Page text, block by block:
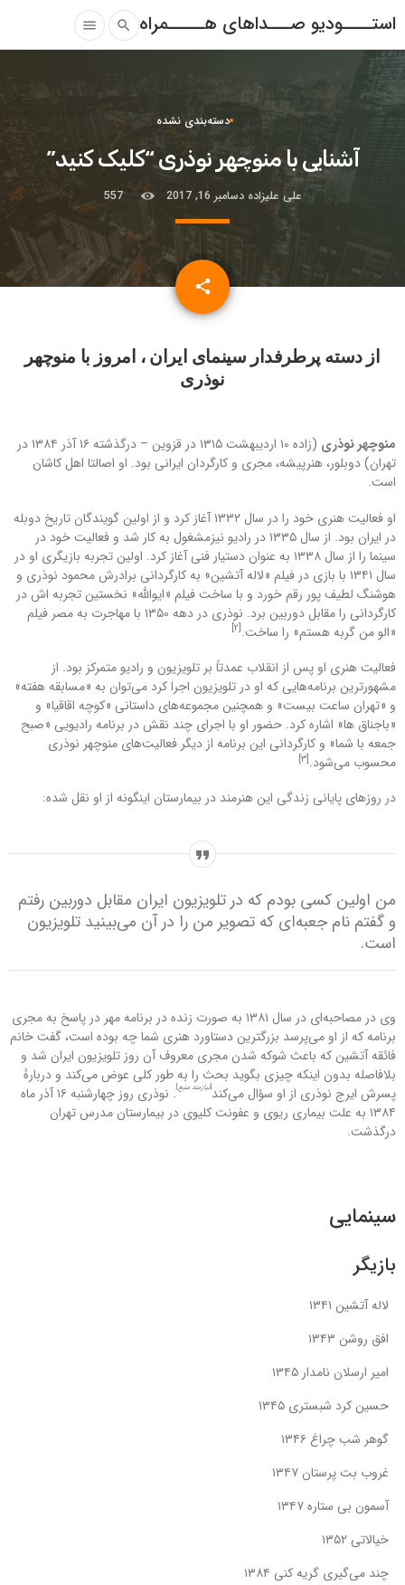
استــــودیو صـــداهای هـــــمراه search
menu
دسته‌بندی نشده
آشنایی با منوچهر نوذری “کلیک کنید”
علی علیزاده دسامبر 16, 2017
share
email
از دسته پرطرفدار سینمای ایران ، امروز با منوچهر
نوذری
منوچهر نوذری
(زاده ۱۰ اردیبهشت ۱۳۱۵ در قزوین – درگذشته ۱۶ آذر ۱۳۸۴ در
تهران) دوبلور، هنرپیشه، مجری و کارگردان ایرانی بود. او اصالتا اهل کاشان
است.
او فعالیت هنری خود را در سال ۱۳۳۲ آغاز کرد و از اولین گویندگان تاریخ دوبله
در ایران بود. از سال ۱۳۳۵ در رادیو نیزمشغول به کار شد و فعالیت خود در
سینما را از سال ۱۳۳۸ به عنوان دستیار فنی آغاز کرد. اولین تجربه بازیگری او در
سال ۱۳۴۱ با بازی در فیلم «لاله آتشین» به کارگردانی برادرش محمود نوذری و
هوشنگ لطیف پور رقم خورد و با ساخت فیلم «ایوالله» نخستین تجربه اش در
کارگردانی را مقابل دوربین برد. نوذری در دهه ۱۳۵۰ با مهاجرت به مصر فیلم
«الو من گربه هستم» را ساخت.[۲]
فعالیت هنری او پس از انقلاب عمدتاً بر تلویزیون و رادیو متمرکز بود. از
مشهورترین برنامه‌هایی که او در تلویزیون اجرا کرد می‌توان به «مسابقه هفته»
و «تهران ساعت بیست» و همچنین مجموعه‌های داستانی «کوچه اقاقیا» و
«باجناق ها» اشاره کرد. حضور او با اجرای چند نقش در برنامه رادیویی «صبح
جمعه با شما» و کارگردانی این برنامه از دیگر فعالیت‌های منوچهر نوذری
محسوب می‌شود.[۳]
در روزهای پایانی زندگی این هنرمند در بیمارستان اینگونه از او نقل شده:
من اولین کسی بودم که در تلویزیون ایران مقابل دوربین رفتم
و گفتم نام جعبه‌ای که تصویر من را در آن می‌بینید تلویزیون
است.
وی در مصاحبه‌ای در سال ۱۳۸۱ به صورت زنده در برنامه مهر در پاسخ به مجری
برنامه که از او می‌پرسد بزرگترین دستاورد هنری شما چه بوده است، گفت خانم
فائقه آتشین که باعث شوکه شدن مجری معروف آن روز تلویزیون ایران شد و
بلافاصله بدون اینکه چیزی بگوید بحث را به طور کلی عوض می‌کند و دربارهٔ
پسرش ایرج نوذری از او سؤال می‌کند[نیازمند منبع]
. نوذری روز چهارشنبه ۱۶ آذر ماه
۱۳۸۴ به علت بیماری ریوی و عفونت کلیوی در بیمارستان مدرس تهران
درگذشت.
سینمایی
بازیگر
لاله آتشین ۱۳۴۱
افق روشن ۱۳۴۳
امیر ارسلان نامدار ۱۳۴۵
حسین کرد شبستری ۱۳۴۵
گوهر شب چراغ ۱۳۴۶
غروب بت پرستان ۱۳۴۷
آسمون بی ستاره ۱۳۴۷
خیالاتی ۱۳۵۲
چند می‌گیری گریه کنی ۱۳۸۴